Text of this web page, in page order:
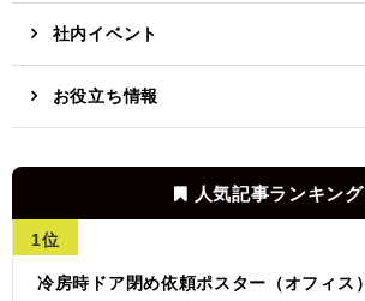
社内イベント
お役立ち情報
人気記事ランキング
1位
冷房時ドア閉め依頼ポスター（オフィス）